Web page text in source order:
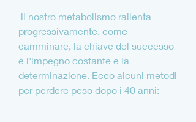
progressivamente, come
camminare, la chiave del successo
è l'impegno costante e la
determinazione. Ecco alcuni metodi
per perdere peso dopo i 40 anni: